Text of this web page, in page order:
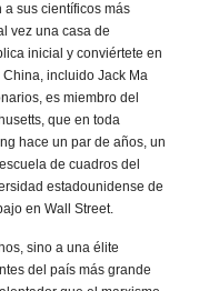
sus científicos más
vez una casa de
inicial y conviértete en
incluido Jack Ma
es miembro del
que en toda
hace un par de años, un
de cuadros del
estadounidense de
en Wall Street.
sino a una élite
del país más grande